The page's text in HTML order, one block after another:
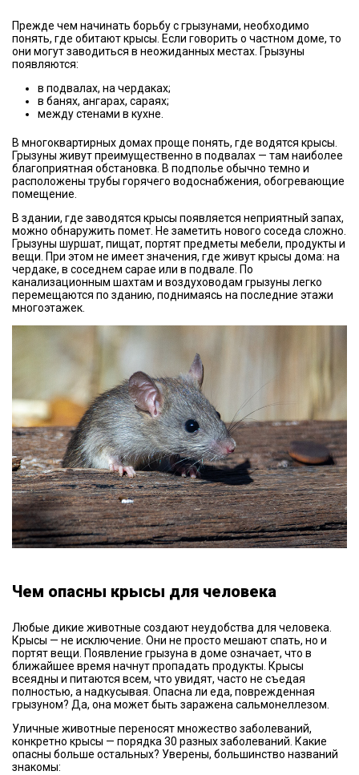
Прежде чем начинать борьбу с грызунами, необходимо
понять, где обитают крысы. Если говорить о частном доме, то
они могут заводиться в неожиданных местах. Грызуны
появляются:
в подвалах, на чердаках;
в банях, ангарах, сараях;
между стенами в кухне.
В многоквартирных домах проще понять, где водятся крысы.
Грызуны живут преимущественно в подвалах — там наиболее
благоприятная обстановка. В подполье обычно темно и
расположены трубы горячего водоснабжения, обогревающие
помещение.
В здании, где заводятся крысы появляется неприятный запах,
можно обнаружить помет. Не заметить нового соседа сложно.
Грызуны шуршат, пищат, портят предметы мебели, продукты и
вещи. При этом не имеет значения, где живут крысы дома: на
чердаке, в соседнем сарае или в подвале. По
канализационным шахтам и воздуховодам грызуны легко
перемещаются по зданию, поднимаясь на последние этажи
многоэтажек.
Чем опасны крысы для человека
Любые дикие животные создают неудобства для человека.
Крысы — не исключение. Они не просто мешают спать, но и
портят вещи. Появление грызуна в доме означает, что в
ближайшее время начнут пропадать продукты. Крысы
всеядны и питаются всем, что увидят, часто не съедая
полностью, а надкусывая. Опасна ли еда, поврежденная
грызуном? Да, она может быть заражена сальмонеллезом.
Уличные животные переносят множество заболеваний,
конкретно крысы — порядка 30 разных заболеваний. Какие
опасны больше остальных? Уверены, большинство названий
знакомы: